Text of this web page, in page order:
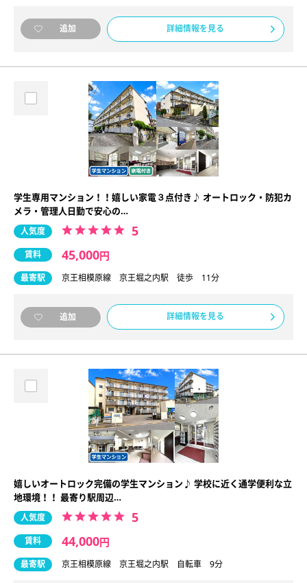
追加 詳細情報を見る
学生専用マンション！！嬉しい家電３点付き♪ オートロック・防犯カ
メラ・管理人日勤で安心の…
人気度 5
賃料 45,000円
最寄駅 京王相模原線 京王堀之内駅 徒歩 11分
追加 詳細情報を見る
嬉しいオートロック完備の学生マンション♪ 学校に近く通学便利な立
地環境！！ 最寄り駅周辺…
人気度 5
賃料 44,000円
最寄駅 京王相模原線 京王堀之内駅 自転車 9分